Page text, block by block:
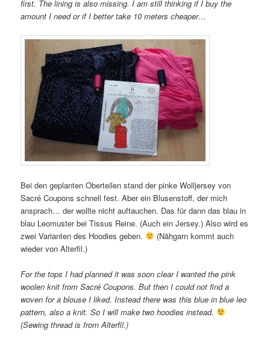
first. The lining is also missing. I am still thinking if I buy the
amount I need or if I better take 10 meters cheaper…
Bei den geplanten Oberteilen stand der pinke Wolljersey von
Sacré Coupons schnell fest. Aber ein Blusenstoff, der mich
ansprach… der wollte nicht auftauchen. Das für dann das blau in
blau Leomuster bei Tissus Reine. (Auch ein Jersey.) Also wird es
zwei Varianten des Hoodies geben.
(Nähgarn kommt auch
wieder von Alterfil.)
For the tops I had planned it was soon clear I wanted the pink
woolen knit from Sacré Coupons. But then I could not find a
woven for a blouse I liked. Instead there was this blue in blue leo
pattern, also a knit. So I will make two hoodies instead.
(Sewing thread is from Alterfil.)